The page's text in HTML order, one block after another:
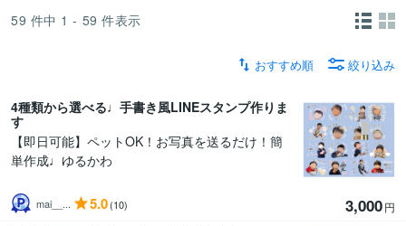
59 件中 1 - 59 件表示
おすすめ順 絞り込み
4種類から選べる♩手書き風LINEスタンプ作りま
す
【即日可能】ペットOK！お写真を送るだけ！簡
単作成♩ゆるかわ
mai__... 5.0(10) 3,000円